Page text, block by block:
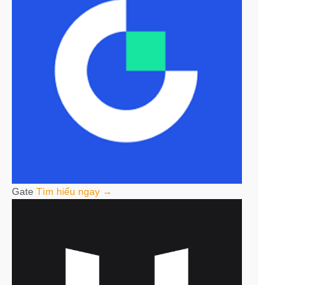
Gate Tìm hiểu ngay →